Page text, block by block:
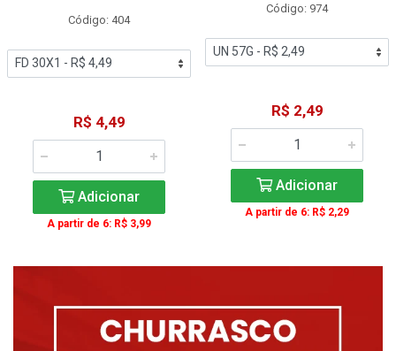
Código: 404
R$ 4,49
Adicionar
A partir de 6: R$ 3,99
Código: 974
R$ 2,49
Adicionar
A partir de 6: R$ 2,29